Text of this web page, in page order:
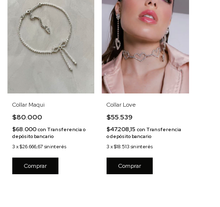
Collar Maqui
$80.000
$68.000 con Transferencia o
depósito bancario
3 x$26.666,67 sin interés
Collar Love
$55.539
$47.208,15con Transferencia
o depósito bancario
3 x$18.513 sin interés